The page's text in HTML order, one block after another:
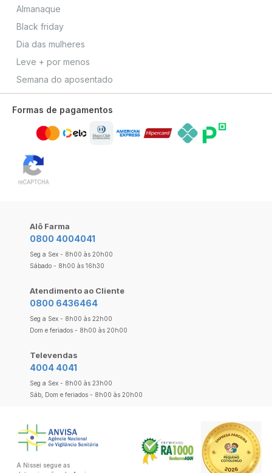
Almanaque
Black friday
Dia das mulheres
Leve + por menos
Semana do aposentado
Formas de pagamentos
Alô Farma
0800 4004041
Seg a Sex - 8h00 às 20h00
Sábado - 8h00 às 16h30
Atendimento ao Cliente
0800 6436464
Seg a Sex - 8h00 às 22h00
Dom e feriados - 8h00 às 20h00
Televendas
4004 4041
Seg a Sex - 8h00 às 23h00
Sáb, Dom e feriados - 8h00 às 20h00
A Nissei segue as